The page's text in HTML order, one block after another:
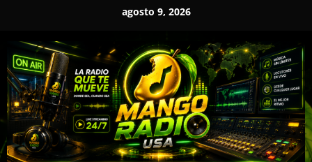
contenido
agosto 9, 2026